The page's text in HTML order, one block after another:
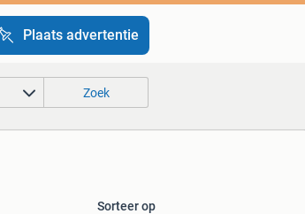
Plaats advertentie
Zoek
Sorteer op